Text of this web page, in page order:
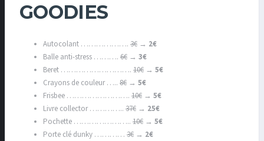
GOODIES
Autocolant ………………. 3€ → 2€
Balle anti-stress ………. 6€ → 3€
Beret ………………………. 10€ → 5€
Crayons de couleur ….. 8€ → 5€
Frisbee ……………………. 10€ → 5€
Livre collector ………….. 37€ → 25€
Pochette ………………….. 10€ → 5€
Porte clé dunky ………… 3€ → 2€